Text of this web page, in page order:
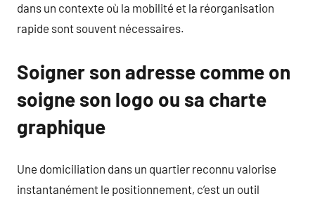
dans un contexte où la mobilité et la réorganisation
rapide sont souvent nécessaires.
Soigner son adresse comme on
soigne son logo ou sa charte
graphique
Une domiciliation dans un quartier reconnu valorise
instantanément le positionnement, c’est un outil